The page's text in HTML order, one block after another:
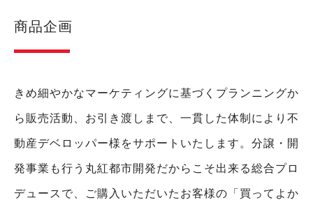
世田谷区
足立区
68
2023年
世田谷区
73
2022年
丸紅都市開発・相互住宅
常盤松ハウス
商品企画
きめ細やかなマーケティングに基づくプランニングか
ら販売活動、お引き渡しまで、一貫した体制により不
動産デベロッパー様をサポートいたします。分譲・開
発事業も行う丸紅都市開発だからこそ出来る総合プロ
デュースで、ご購入いただいたお客様の「買ってよか